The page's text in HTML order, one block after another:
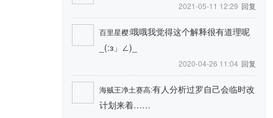
2021-05-11 12:29 回复
百里星樱:哦哦我觉得这个解释很有道理呢
_(:з」∠)_
2020-04-26 11:04 回复
海贼王净土赛高:有人分析过罗自己会临时改
计划来着……